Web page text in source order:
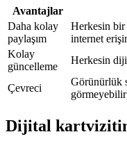
Avantajlar
Daha kolay
paylaşım
Herkesin
internet
Kolay
güncelleme
Herkesin
Çevreci
Görünürlük
Dijital